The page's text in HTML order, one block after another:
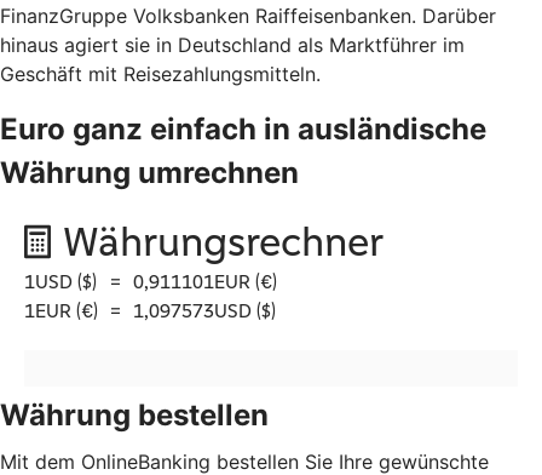
FinanzGruppe Volksbanken Raiffeisenbanken. Darüber
hinaus agiert sie in Deutschland als Marktführer im
Geschäft mit Reisezahlungsmitteln.
Euro ganz einfach in ausländische
Währung umrechnen
Währung bestellen
Mit dem OnlineBanking bestellen Sie Ihre gewünschte